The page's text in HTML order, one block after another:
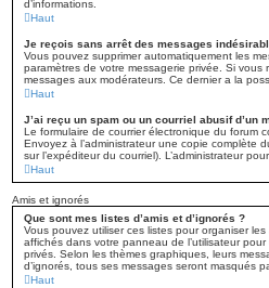
d’informations.
Haut
Je reçois sans arrêt des messages
Vous pouvez supprimer automatiquement les
paramètres de votre messagerie privée. Si vous
messages aux modérateurs. Ce dernier a la
Haut
J’ai reçu un spam ou un courriel abusif d’un
Le formulaire de courrier électronique du forum
Envoyez à l’administrateur une copie complète
sur l’expéditeur du courriel). L’administrateur
Haut
Amis et ignorés
Que sont mes listes d’amis et d’ignorés ?
Vous pouvez utiliser ces listes pour organiser
affichés dans votre panneau de l’utilisateur
privés. Selon les thèmes graphiques, leurs
d’ignorés, tous ses messages seront masqués
Haut